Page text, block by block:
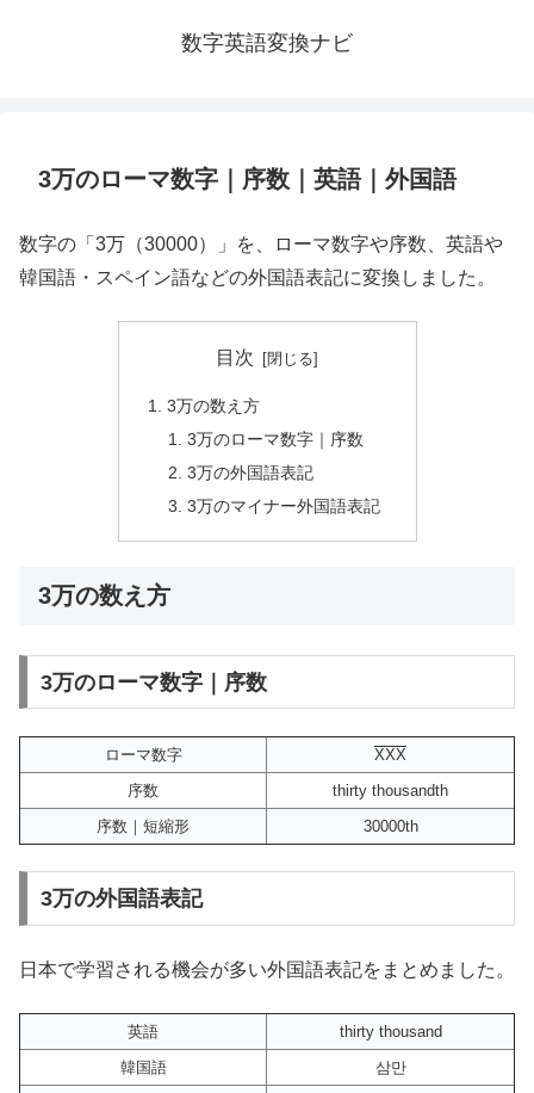
数字英語変換ナビ
3万のローマ数字｜序数｜英語｜外国語
数字の「3万（30000）」を、ローマ数字や序数、英語や
韓国語・スペイン語などの外国語表記に変換しました。
目次
3万の数え方
3万のローマ数字｜序数
3万の外国語表記
3万のマイナー外国語表記
3万の数え方
3万のローマ数字｜序数
ローマ数字
XXX
序数
thirty thousandth
序数｜短縮形
30000th
3万の外国語表記
日本で学習される機会が多い外国語表記をまとめました。
英語
thirty thousand
韓国語
삼만